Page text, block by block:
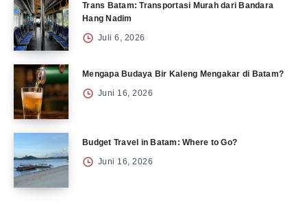
Trans Batam: Transportasi Murah dari Bandara
Hang Nadim
Juli 6, 2026
Mengapa Budaya Bir Kaleng Mengakar di Batam?
Juni 16, 2026
Budget Travel in Batam: Where to Go?
Juni 16, 2026